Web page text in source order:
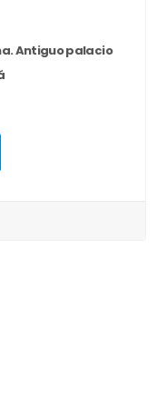
Antiguo palacio